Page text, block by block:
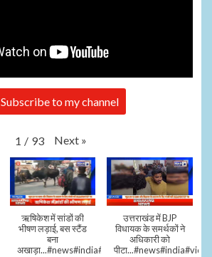
Subscribe to my channel
1 / 93 Next »
ऋषिकेश में सांडों की
भीषण लड़ाई, बस स्टैंड
बना
अखाड़ा...#news#india#video#viral
उत्तराखंड में BJP
विधायक के समर्थकों ने
अधिकारी को